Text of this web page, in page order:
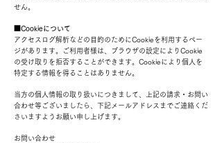
せん。
■Cookieについて
アクセスログ解析などの目的のためにCookieを利用するペー
ジがあります。ご利用者様は、ブラウザの設定によりCookie
の受け取りを拒否することができます。Cookieにより個人を
特定する情報を得ることはありません。
当方の個人情報の取り扱いにつきまして、上記の請求・お問い
合わせ等ございましたら、下記メールアドレスまでご連絡くだ
さいますようお願い申し上げます。
お問い合わせ